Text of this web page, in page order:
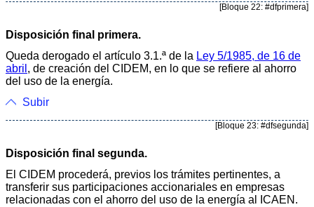
[Bloque 22: #dfprimera]
Disposición final primera.
Queda derogado el artículo 3.1.ª de la Ley 5/1985, de 16 de
abril , de creación del CIDEM, en lo que se refiere al ahorro
del uso de la energía.
Subir
[Bloque 23: #dfsegunda]
Disposición final segunda.
El CIDEM procederá, previos los trámites pertinentes, a
transferir sus participaciones accionariales en empresas
relacionadas con el ahorro del uso de la energía al ICAEN.